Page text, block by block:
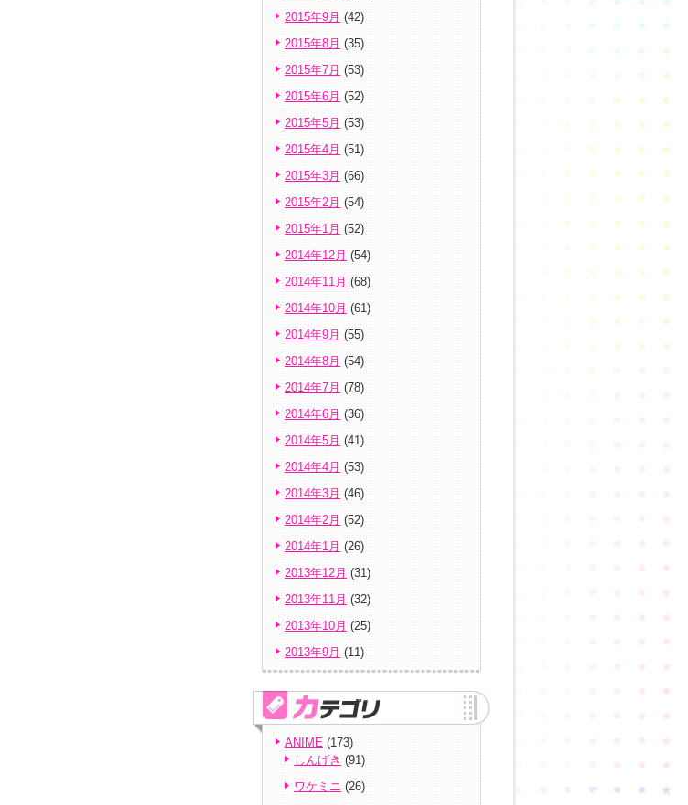
2015年9月 (42)
2015年8月 (35)
2015年7月 (53)
2015年6月 (52)
2015年5月 (53)
2015年4月 (51)
2015年3月 (66)
2015年2月 (54)
2015年1月 (52)
2014年12月 (54)
2014年11月 (68)
2014年10月 (61)
2014年9月 (55)
2014年8月 (54)
2014年7月 (78)
2014年6月 (36)
2014年5月 (41)
2014年4月 (53)
2014年3月 (46)
2014年2月 (52)
2014年1月 (26)
2013年12月 (31)
2013年11月 (32)
2013年10月 (25)
2013年9月 (11)
ANIME (173)
しんげき (91)
ワケミニ (26)